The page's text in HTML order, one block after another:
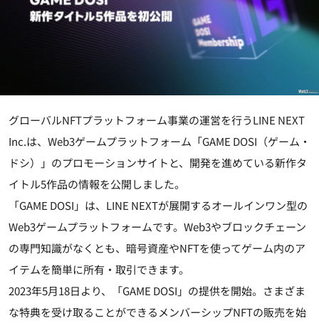
グローバルNFTプラットフォーム事業の運営を行うLINE NEXT
Inc.は、Web3ゲームプラットフォーム「GAME DOSI（ゲーム・
ドシ）」のプロモーションサイトと、開発を進めている新作タ
イトル5作品の情報を公開しました。
「GAME DOSI」は、LINE NEXTが展開するオールインワン型の
Web3ゲームプラットフォームです。Web3やブロックチェーン
の専門知識がなくとも、暗号資産やNFTを使ってゲーム内のア
イテムを簡単に所有・取引できます。
2023年5月18日より、「GAME DOSI」の提供を開始。さまざま
な特典を受け取ることができるメンバーシップNFTの販売を始